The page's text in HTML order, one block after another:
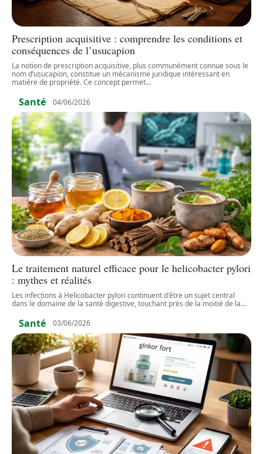
Prescription acquisitive : comprendre les conditions et
conséquences de l’usucapion
La notion de prescription acquisitive, plus communément connue sous le
nom d’usucapion, constitue un mécanisme juridique intéressant en
matière de propriété. Ce concept permet…
Santé 04/06/2026
Le traitement naturel efficace pour le helicobacter pylori
: mythes et réalités
Les infections à Helicobacter pylori continuent d'être un sujet central
dans le domaine de la santé digestive, touchant près de la moitié de la…
Santé 03/06/2026